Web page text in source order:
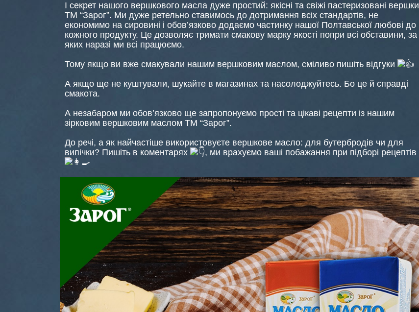
І секрет нашого вершкового масла дуже простий: якісні та свіжі пастеризовані вершки
ТМ “Зарог”. Ми дуже ретельно ставимось до дотримання всіх стандартів, не
економимо на сировині і обов’язково додаємо частинку нашої Полтавської любові до
кожного продукту. Це дозволяє тримати смакову марку якості попри всі обставини, за
яких наразі ми всі працюємо.
Тому якщо ви вже смакували нашим вершковим маслом, сміливо пишіть відгуки
А якщо ще не куштували, шукайте в магазинах та насолоджуйтесь. Бо це й справді
смакота.
А незабаром ми обов’язково ще запропонуємо прості та цікаві рецепти із нашим
зірковим вершковим маслом ТМ “Зарог”.
До речі, а як найчастіше використовуєте вершкове масло: для бутербродів чи для
випічки? Пишіть в коментарях
, ми врахуємо ваші побажання при підборі рецептів